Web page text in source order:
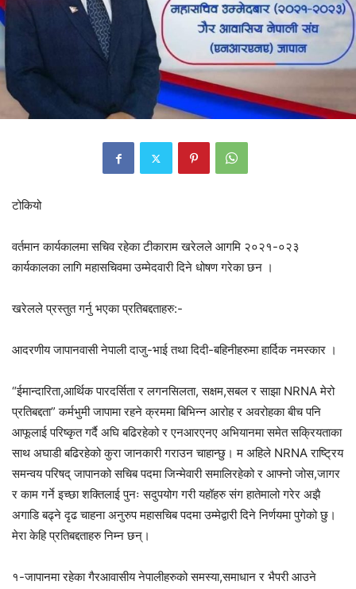
टोकियो
वर्तमान कार्यकालमा सचिव रहेका टीकाराम खरेलले आगमि २०२१-०२३
कार्यकालका लागि महासचिवमा उम्मेदवारी दिने धोषण गरेका छन ।
खरेलले प्रस्तुत गर्नु भएका प्रतिबद्दताहरु:-
आदरणीय जापानवासी नेपाली दाजु-भाई तथा दिदी-बहिनीहरुमा हार्दिक नमस्कार ।
“ईमान्दारिता,आर्थिक पारदर्सिता र लगनसिलता, सक्षम,सबल र साझा NRNA मेरो
प्रतिबद्दता” कर्मभुमी जापामा रहने क्रममा बिभिन्न आरोह र अवरोहका बीच पनि
आफूलाई परिष्कृत गर्दै अघि बढिरहेको र एनआरएनए अभियानमा समेत सक्रियताका
साथ अघाडी बढिरहेको कुरा जानकारी गराउन चाहान्छु। म अहिले NRNA राष्ट्रिय
समन्वय परिषद् जापानको सचिब पदमा जिन्मेवारी समालिरहेको र आफ्नो जोस,जागर
र काम गर्ने इच्छा शक्तिलाई पुनः सदुपयोग गरी यहॉहरु संग हातेमालो गरेर अझै
अगाडि बढ्ने दृढ चाहना अनुरुप महासचिब पदमा उम्मेद्वारी दिने निर्णयमा पुगेको छु।
मेरा केहि प्रतिबद्दताहरु निम्न छन्।
१-जापानमा रहेका गैरआवासीय नेपालीहरुको समस्या,समाधान र भैपरी आउने